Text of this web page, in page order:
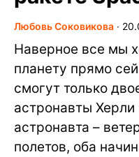
Любовь Соковикова ∙
Наверное все мы
планету прямо
смогут только
астронавты
астронавта –
полетов, оба